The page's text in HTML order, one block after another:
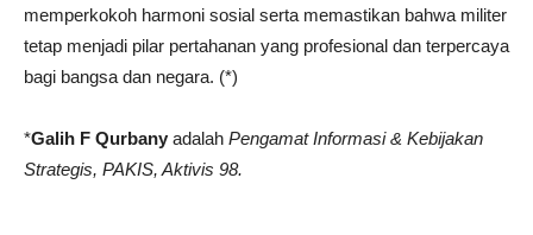
memperkokoh harmoni sosial serta memastikan bahwa militer
tetap menjadi pilar pertahanan yang profesional dan terpercaya
bagi bangsa dan negara. (*)
*Galih F Qurbany adalah Pengamat Informasi & Kebijakan
Strategis, PAKIS, Aktivis 98.